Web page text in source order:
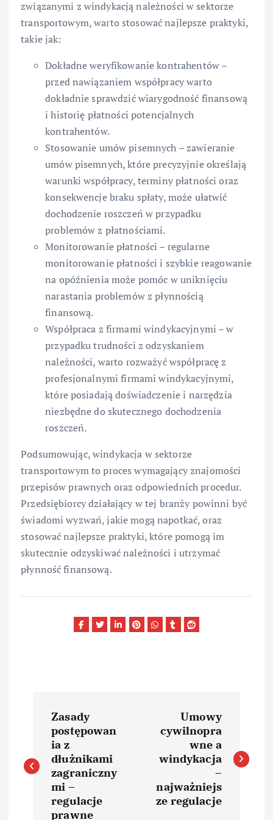
związanymi z windykacją należności w sektorze
transportowym, warto stosować najlepsze praktyki,
takie jak:
Dokładne weryfikowanie kontrahentów –
przed nawiązaniem współpracy warto
dokładnie sprawdzić wiarygodność finansową
i historię płatności potencjalnych
kontrahentów.
Stosowanie umów pisemnych – zawieranie
umów pisemnych, które precyzyjnie określają
warunki współpracy, terminy płatności oraz
konsekwencje braku spłaty, może ułatwić
dochodzenie roszczeń w przypadku
problemów z płatnościami.
Monitorowanie płatności – regularne
monitorowanie płatności i szybkie reagowanie
na opóźnienia może pomóc w uniknięciu
narastania problemów z płynnością
finansową.
Współpraca z firmami windykacyjnymi – w
przypadku trudności z odzyskaniem
należności, warto rozważyć współpracę z
profesjonalnymi firmami windykacyjnymi,
które posiadają doświadczenie i narzędzia
niezbędne do skutecznego dochodzenia
roszczeń.
Podsumowując, windykacja w sektorze
transportowym to proces wymagający znajomości
przepisów prawnych oraz odpowiednich procedur.
Przedsiębiorcy działający w tej branży powinni być
świadomi wyzwań, jakie mogą napotkać, oraz
stosować najlepsze praktyki, które pomogą im
skutecznie odzyskiwać należności i utrzymać
płynność finansową.
w
Zasady
postępowan
ia z
dłużnikami
zagraniczny
mi –
regulacje
prawne
Umowy
cywilnopra
wne a
windykacja
–
najważniejs
ze regulacje